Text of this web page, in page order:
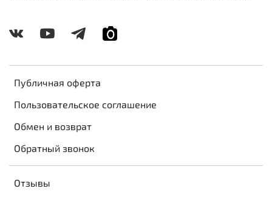
Публичная оферта
Пользовательское соглашение
Обмен и возврат
Обратный звонок
Отзывы